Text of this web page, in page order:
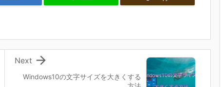
Windows10の文字サイズを大きくする

Next